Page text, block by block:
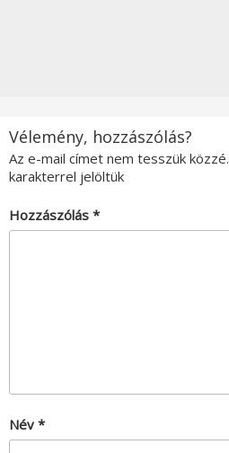
Vélemény, hozzászólás?
Az e-mail címet nem tesszük közzé.
karakterrel jelöltük
Hozzászólás *
Név *